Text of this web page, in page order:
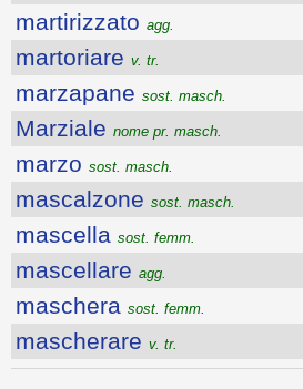
martirizzato agg.
martoriare v. tr.
marzapane sost. masch.
Marziale nome pr. masch.
marzo sost. masch.
mascalzone sost. masch.
mascella sost. femm.
mascellare agg.
maschera sost. femm.
mascherare v. tr.